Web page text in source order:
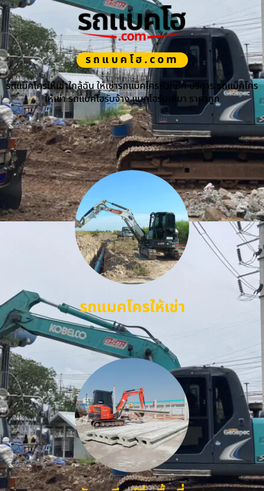
รถแบคโฮ.com
รถแม็คโครให้เช่าใกล้ฉัน ให้เช่ารถแม็คโครหัวแย็ก บริการ รถแม็คโคร
ให้เช่า รถแบคโฮรับจ้าง แบคโฮรับเหมา ราคาถูก
รถแมคโครให้เช่า